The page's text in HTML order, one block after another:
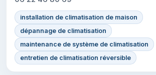
installation de climatisation de maison
dépannage de climatisation
maintenance de système de climatisation
entretien de climatisation réversible